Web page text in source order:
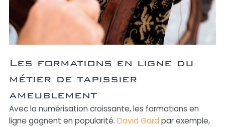
Les formations en ligne du
métier de tapissier
ameublement
Avec la numérisation croissante, les formations en
ligne gagnent en popularité.David Gard par exemple,